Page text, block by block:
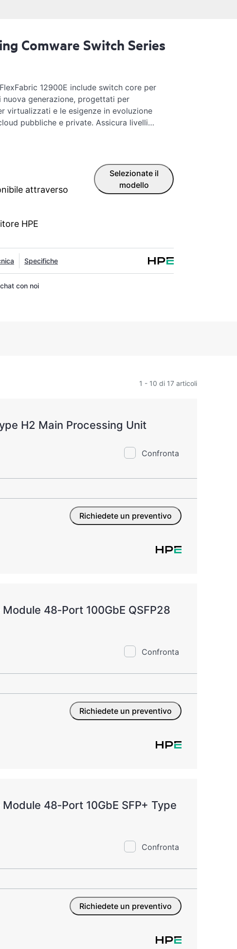
Comware Switch Series
12900E include switch core per
generazione, progettati per
virtualizzati e le esigenze in evoluzione
pubbliche e private. Assicura livelli
40 GbE, 100 GbE e 400 GbE ad alta
12900E, predisposto per la modalità SDN
supporta una serie completa di
e avanzate funzionalità di data center, per
fabric scalabili e resilienti, assicurando
attraverso
HPE
Selezionate il
modello
Specifiche
con noi
1 - 10 di 17 articoli
H2 Main Processing Unit
Confronta
Richiedete un preventivo
48‑Port 100GbE QSFP28
Confronta
Richiedete un preventivo
48‑Port 10GbE SFP+ Type
Confronta
Richiedete un preventivo